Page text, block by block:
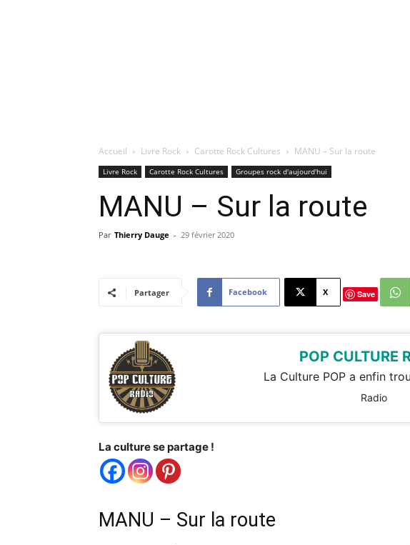
Accueil Livre Rock Carotte Rock Cultures MANU – Sur la route
Livre Rock Carotte Rock Cultures Groupes rock d'aujourd'hui
MANU – Sur la route
Par Thierry Dauge - 29 février 2020
Partager Facebook X Save
POP CULTURE
La Culture POP a enfin
Radio
La culture se partage !
MANU – Sur la route